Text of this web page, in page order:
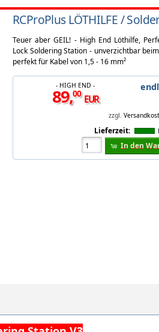
RCProPlus LÖTHILFE /
Teuer aber GEIL! - High End Löthilfe,
Lock Soldering Station - unverzichtbar
perfekt für Kabel von 1,5 - 16 mm²
- HIGH END -
89,00 EUR
zzgl.
Lieferzeit:
In den